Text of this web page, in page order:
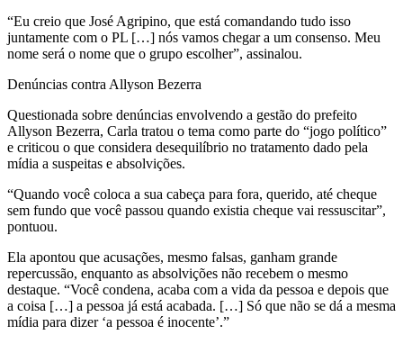
“Eu creio que José Agripino, que está comandando tudo isso
juntamente com o PL […] nós vamos chegar a um consenso. Meu
nome será o nome que o grupo escolher”, assinalou.
Denúncias contra Allyson Bezerra
Questionada sobre denúncias envolvendo a gestão do prefeito
Allyson Bezerra, Carla tratou o tema como parte do “jogo político”
e criticou o que considera desequilíbrio no tratamento dado pela
mídia a suspeitas e absolvições.
“Quando você coloca a sua cabeça para fora, querido, até cheque
sem fundo que você passou quando existia cheque vai ressuscitar”,
pontuou.
Ela apontou que acusações, mesmo falsas, ganham grande
repercussão, enquanto as absolvições não recebem o mesmo
destaque. “Você condena, acaba com a vida da pessoa e depois que
a coisa […] a pessoa já está acabada. […] Só que não se dá a mesma
mídia para dizer ‘a pessoa é inocente’.”